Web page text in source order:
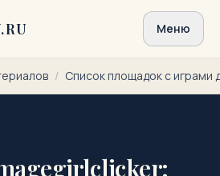
Меню
/ Список площадок с играми